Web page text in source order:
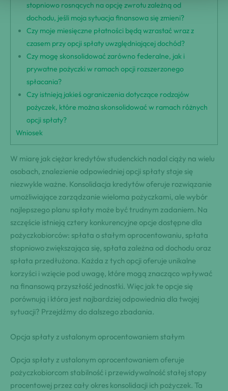
stopniowo rosnących na opcję zwrotu zależną od
dochodu, jeśli moja sytuacja finansowa się zmieni?
Czy moje miesięczne płatności będą wzrastać wraz z
czasem przy opcji spłaty uwzględniającej dochód?
Czy mogę skonsolidować zarówno federalne, jak i
prywatne pożyczki w ramach opcji rozszerzonego
spłacania?
Czy istnieją jakieś ograniczenia dotyczące rodzajów
pożyczek, które można skonsolidować w ramach różnych
opcji spłaty?
Wniosek
W miarę jak ciężar kredytów studenckich nadal ciąży na wielu
osobach, znalezienie odpowiedniej opcji spłaty staje się
niezwykle ważne. Konsolidacja kredytów oferuje rozwiązanie
umożliwiające zarządzanie wieloma pożyczkami, ale wybór
najlepszego planu spłaty może być trudnym zadaniem. Na
szczęście istnieją cztery konkurencyjne opcje dostępne dla
pożyczkobiorców: spłata o stałym oprocentowaniu, spłata
stopniowo zwiększająca się, spłata zależna od dochodu oraz
spłata przedłużona. Każda z tych opcji oferuje unikalne
korzyści i wzięcie pod uwagę, które mogą znacząco wpływać
na finansową przyszłość jednostki. Więc jak te opcje się
porównują i która jest najbardziej odpowiednia dla twojej
sytuacji? Przejdźmy do dalszego zbadania.
Opcja spłaty z ustalonym oprocentowaniem stałym
Opcja spłaty z ustalonym oprocentowaniem oferuje
pożyczkobiorcom stabilność i przewidywalność stałej stopy
procentowej przez cały okres konsolidacji ich pożyczek. Ta